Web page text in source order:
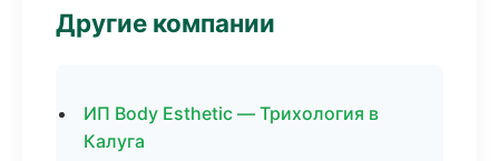
Другие компании
ИП Body Esthetic — Трихология в
Калуга